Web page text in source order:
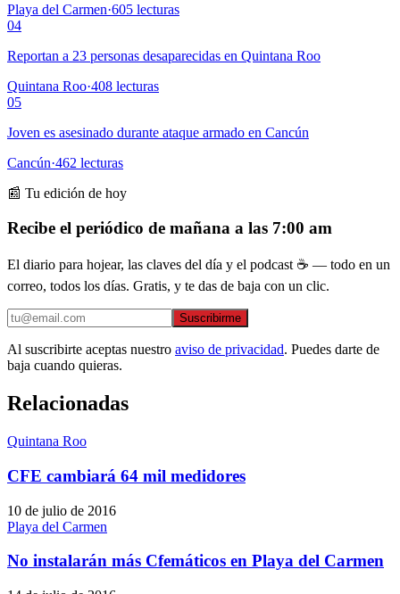
Playa del Carmen·605 lecturas
04
Reportan a 23 personas desaparecidas en Quintana Roo
Quintana Roo·408 lecturas
05
Joven es asesinado durante ataque armado en Cancún
Cancún·462 lecturas
📰 Tu edición de hoy
Recibe el periódico de mañana a las 7:00 am
El diario para hojear, las claves del día y el podcast ☕ — todo en un
correo, todos los días. Gratis, y te das de baja con un clic.
Suscribirme
Al suscribirte aceptas nuestro aviso de privacidad. Puedes darte de
baja cuando quieras.
Relacionadas
Quintana Roo
CFE cambiará 64 mil medidores
10 de julio de 2016
Playa del Carmen
No instalarán más Cfemáticos en Playa del Carmen